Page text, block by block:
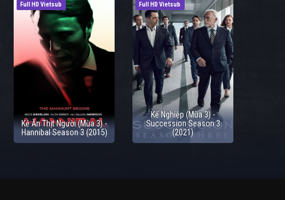
Full HD Vietsub
Kẻ Ăn Thịt Người (Mùa 3) -
Hannibal Season 3 (2015)
Full HD Vietsub
Kế Nghiệp (Mùa 3) -
Succession Season 3
(2021)